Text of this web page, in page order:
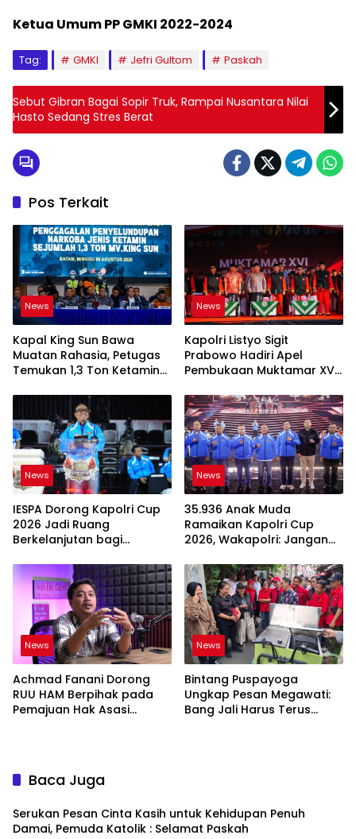
Ketua Umum PP GMKI 2022-2024
Tag: GMKI Jefri Gultom Paskah
Sebut Gibran Bagai Sopir Truk, Rampai Nusantara Nilai
Hasto Sedang Stres Berat
Pos Terkait
News
Kapal King Sun Bawa
Muatan Rahasia, Petugas
Temukan 1,3 Ton Ketamine
News
Kapolri Listyo Sigit
Prabowo Hadiri Apel
Pembukaan Muktamar XVI
Muhammadiyah
News
IESPA Dorong Kapolri Cup
2026 Jadi Ruang
Berkelanjutan bagi
News
35.936 Anak Muda
Ramaikan Kapolri Cup
2026, Wakapolri: Jangan
News
Achmad Fanani Dorong
RUU HAM Berpihak pada
Pemajuan Hak Asasi
News
Bintang Puspayoga
Ungkap Pesan Megawati:
Bang Jali Harus Terus
Baca Juga
Serukan Pesan Cinta Kasih untuk Kehidupan Penuh
Damai, Pemuda Katolik : Selamat Paskah